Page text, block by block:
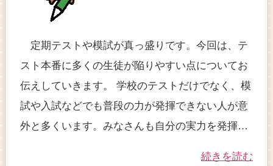
定期テストや模試が真っ盛りです。今回は、テ
スト本番に多くの生徒が陥りやすい点についてお
伝えしていきます。 学校のテストだけでなく、模
試や入試などでも普段の力が発揮できない人が意
外と多くいます。みなさんも自分の実力を発揮…
続きを読む